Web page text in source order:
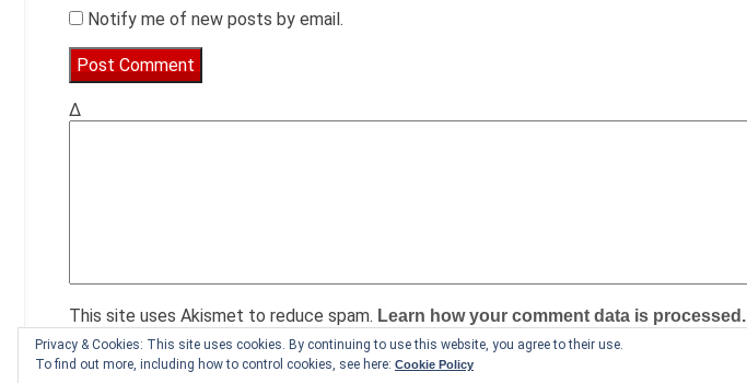
Notify me of new posts by email.
Δ
This site uses Akismet to reduce spam. Learn how your comment data is processed.
Privacy & Cookies: This site uses cookies. By continuing to use this website, you agree to their use.
To find out more, including how to control cookies, see here: Cookie Policy